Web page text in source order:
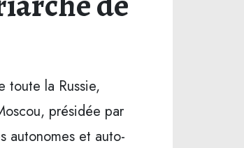
toute la Russie,
présidée par
autonomes et auto-